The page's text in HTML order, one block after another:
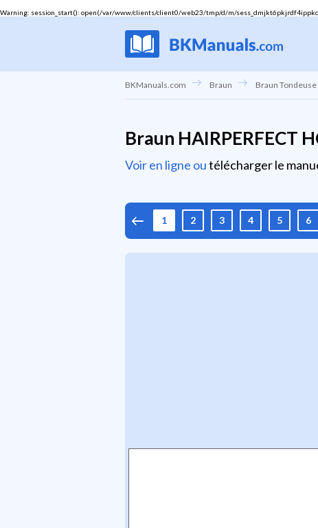
Warning: session_start(): open(/var/www/clients/client0/web23/tmp/d/m/
BKManuals.com Braun Braun Tondeuse
Braun HAIRPERFECT
Voir en ligne outélécharger le
1 2 3 4 5 6